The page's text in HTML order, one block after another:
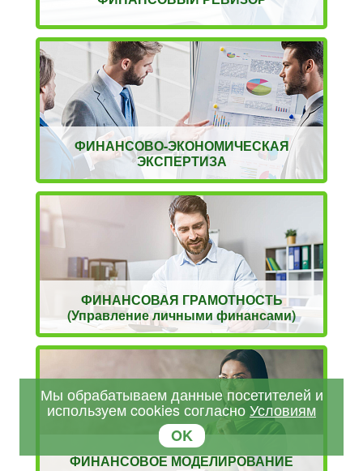
ФИНАНСОВО-ЭКОНОМИЧЕСКАЯ
ЭКСПЕРТИЗА
ФИНАНСОВАЯ ГРАМОТНОСТЬ
(Управление личными финансами)
ФИНАНСОВОЕ МОДЕЛИРОВАНИЕ
Мы обрабатываем данные посетителей и
используем cookies согласноУсловиям
OK